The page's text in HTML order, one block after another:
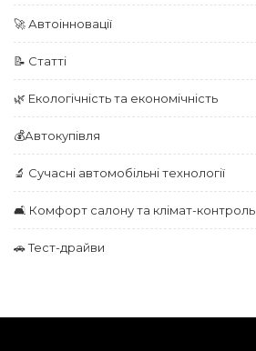
🚀 Автоінновації
📝 Статті
🌿 Екологічність та економічність
💰Автокупівля
🔬 Сучасні автомобільні технології
🛋️ Комфорт салону та клімат-контроль
🚗 Тест-драйви